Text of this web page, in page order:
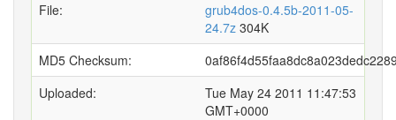
File:
grub4dos-0.4.5b-2011-05-
24.7z 304K
MD5 Checksum:
Uploaded:
Tue May 24 2011 11:47:53
GMT+0000